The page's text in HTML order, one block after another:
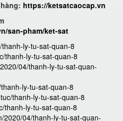
https://ketsatcaocap.vn
san-pham/ket-sat
ly-tu-sat-quan-8
thanh-ly-tu-sat-quan-8
04/thanh-ly-tu-sat-quan-
ly-tu-sat-quan-8
thanh-ly-tu-sat-quan-8
thanh-ly-tu-sat-quan-8
2020/04/thanh-ly-tu-sat-quan-